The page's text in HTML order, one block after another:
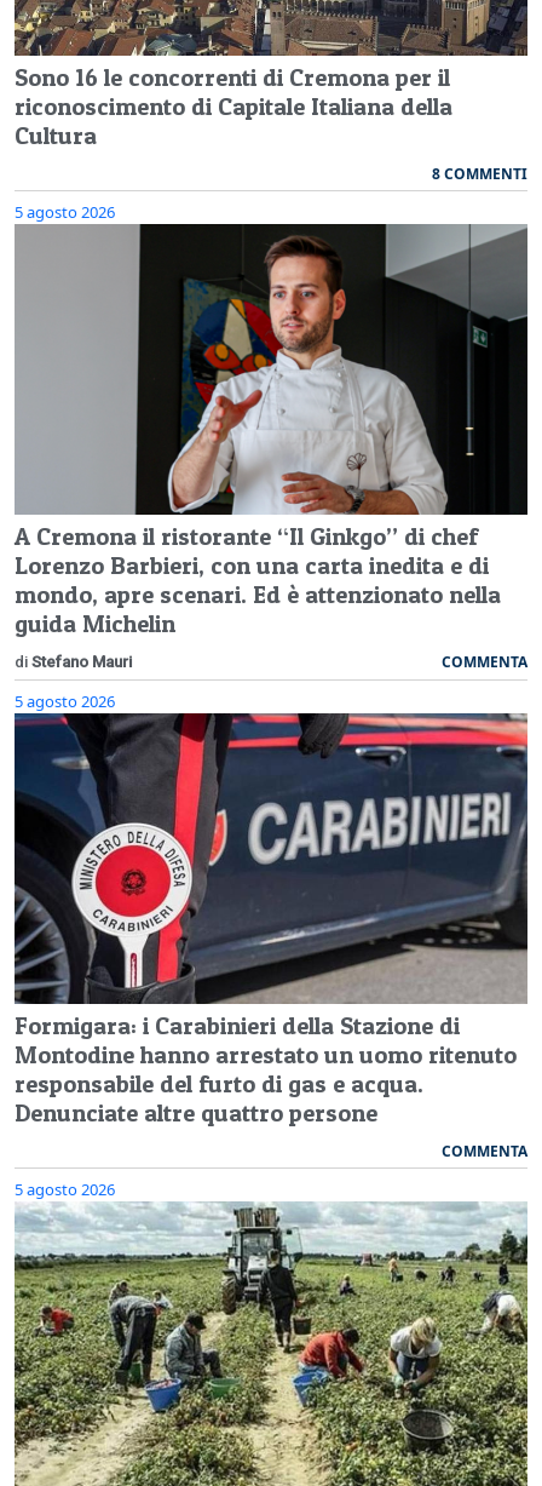
Sono 16 le concorrenti di Cremona per il
riconoscimento di Capitale Italiana della
Cultura
8 COMMENTI
5 agosto 2026
A Cremona il ristorante “Il Ginkgo” di chef
Lorenzo Barbieri, con una carta inedita e di
mondo, apre scenari. Ed è attenzionato nella
guida Michelin
di Stefano Mauri COMMENTA
5 agosto 2026
Formigara: i Carabinieri della Stazione di
Montodine hanno arrestato un uomo ritenuto
responsabile del furto di gas e acqua.
Denunciate altre quattro persone
COMMENTA
5 agosto 2026